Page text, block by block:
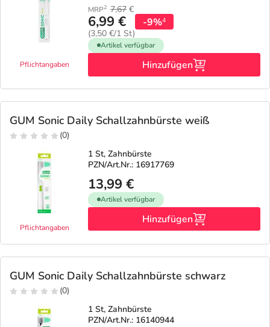
Pflichtangaben
MRP2 7,67 €
6,99 €
(3,50 €/1 St)
-9%4
Artikel verfügbar
Hinzufügen
GUM Sonic Daily Schallzahnbürste weiß
(0)
Pflichtangaben
1 St, Zahnbürste
PZN/Art.Nr.: 16917769
13,99 €
Artikel verfügbar
Hinzufügen
GUM Sonic Daily Schallzahnbürste schwarz
(0)
1 St, Zahnbürste
PZN/Art.Nr.: 16140944